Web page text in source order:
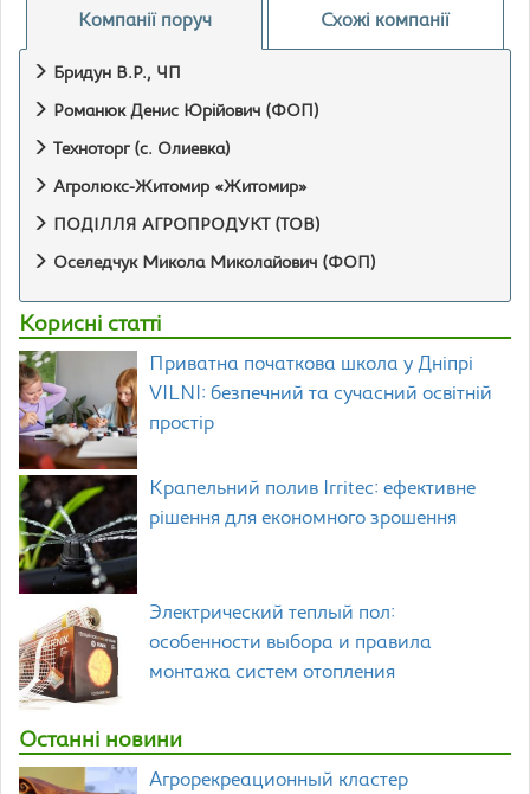
Компанії поруч Схожі компанії
Бридун В.Р., ЧП
Романюк Денис Юрійович (ФОП)
Техноторг (с. Олиевка)
Агролюкс-Житомир «Житомир»
ПОДІЛЛЯ АГРОПРОДУКТ (ТОВ)
Оселедчук Микола Миколайович (ФОП)
Корисні статті
Приватна початкова школа у Дніпрі
VILNI: безпечний та сучасний освітній
простір
Крапельний полив Irritec: ефективне
рішення для економного зрошення
Электрический теплый пол:
особенности выбора и правила
монтажа систем отопления
Останні новини
Агрорекреационный кластер